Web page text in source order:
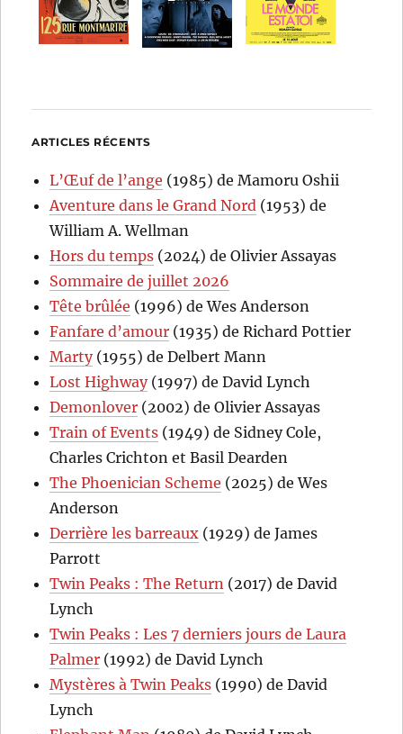
ARTICLES RÉCENTS
L’Œuf de l’ange (1985) de Mamoru Oshii
Aventure dans le Grand Nord (1953) de
William A. Wellman
Hors du temps (2024) de Olivier Assayas
Sommaire de juillet 2026
Tête brûlée (1996) de Wes Anderson
Fanfare d’amour (1935) de Richard Pottier
Marty(1955) de Delbert Mann
Lost Highway(1997) de David Lynch
Demonlover (2002) de Olivier Assayas
Train of Events (1949) de Sidney Cole,
Charles Crichton et Basil Dearden
The Phoenician Scheme (2025) de Wes
Anderson
Derrière les barreaux (1929) de James
Parrott
Twin Peaks : The Return (2017) de David
Lynch
Twin Peaks : Les 7 derniers jours de Laura
Palmer (1992) de David Lynch
Mystères à Twin Peaks (1990) de David
Lynch